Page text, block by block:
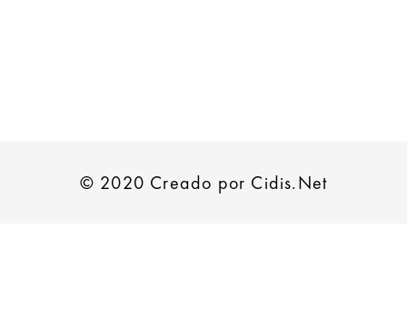
© 2020 Creado por Cidis.Net